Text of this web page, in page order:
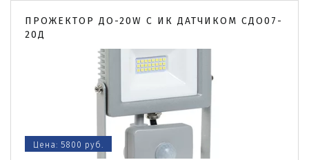
ПРОЖЕКТОР ДО-20W С ИК ДАТЧИКОМ СДО07-
20Д
Цена: 5800 руб.